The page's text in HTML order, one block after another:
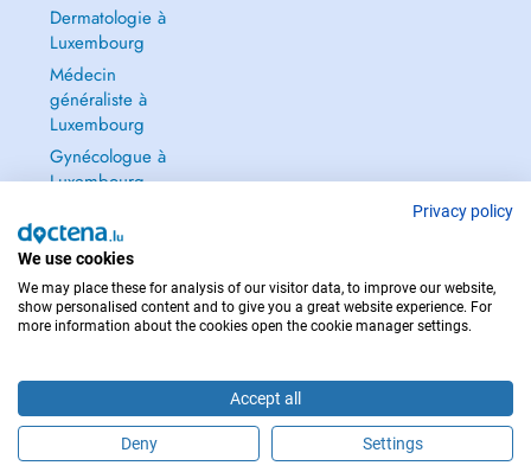
Prendre rendez-vous en ligne
Dermatologie à
Luxembourg
Médecin
généraliste à
Luxembourg
Gynécologue à
Luxembourg
POUR LES URGENCES, CONSULTEZ : 112
Privacy policy
We use cookies
We may place these for analysis of our visitor data, to improve our website,
show personalised content and to give you a great website experience. For
more information about the cookies open the cookie manager settings.
Accept all
Deny Settings